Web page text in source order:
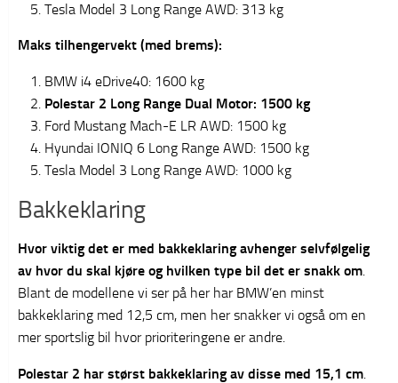
Tesla Model 3 Long Range AWD: 313 kg
Maks tilhengervekt (med brems):
BMW i4 eDrive40: 1600 kg
Polestar 2 Long Range Dual Motor: 1500 kg
Ford Mustang Mach-E LR AWD: 1500 kg
Hyundai IONIQ 6 Long Range AWD: 1500 kg
Tesla Model 3 Long Range AWD: 1000 kg
Bakkeklaring
Hvor viktig det er med bakkeklaring avhenger selvfølgelig
av hvor du skal kjøre og hvilken type bil det er snakk om.
Blant de modellene vi ser på her har BMW’en minst
bakkeklaring med 12,5 cm, men her snakker vi også om en
mer sportslig bil hvor prioriteringene er andre.
Polestar 2 har størst bakkeklaring av disse med 15,1 cm.